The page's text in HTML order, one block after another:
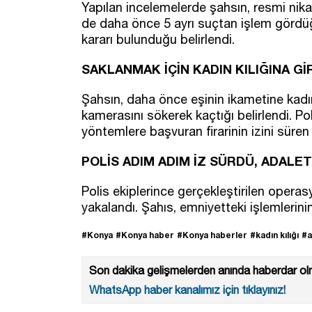
Yapılan incelemelerde şahsın, resmi
de daha önce 5 ayrı suçtan işlem
kararı bulunduğu belirlendi.
SAKLANMAK İÇİN KADIN KILIĞINA
Şahsın, daha önce eşinin ikametine
kamerasını sökerek kaçtığı belirlendi.
yöntemlere başvuran firarinin izini süren
POLİS ADIM ADIM İZ SÜRDÜ,
Polis ekiplerince gerçekleştirilen
yakalandı. Şahıs, emniyetteki
#Konya #Konya haber #Konya haberler #kadın kılığı
Son dakika gelişmelerden anında haberdar
WhatsApp haber kanalımız için tıklayınız!